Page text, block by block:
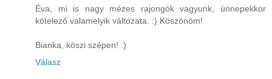
Éva, mi is nagy mézes rajongók vagyunk, ünnepekkor
kötelező valamelyik változata. :) Köszönöm!
Bianka, köszi szépen! :)
Válasz